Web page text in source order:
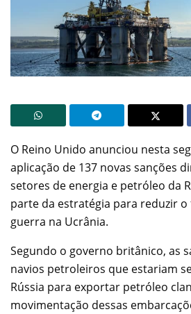
O Reino Unido anunciou nesta
aplicação de 137 novas sanções
setores de energia e petróleo da
parte da estratégia para reduzir
guerra na Ucrânia.
Segundo o governo britânico, as
navios petroleiros que estariam
Rússia para exportar petróleo
movimentação dessas